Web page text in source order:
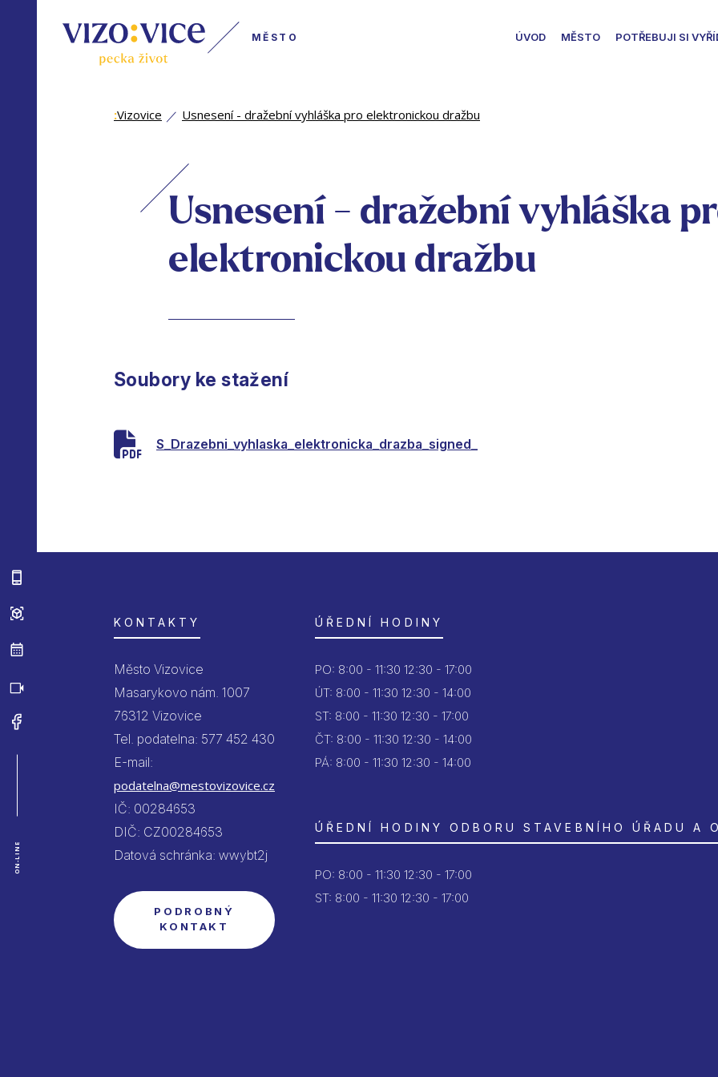
MĚSTO ÚVOD MĚSTO POTŘEBUJI SI
ON-LINE
:Vizovice Usnesení - dražební vyhláška pro elektronickou dražbu
Usnesení - dražební vyhláška
elektronickou dražbu
Soubory ke stažení
S_Drazebni_vyhlaska_elektronicka_drazba_signed_
KONTAKTY
Město Vizovice
Masarykovo nám. 1007
76312 Vizovice
Tel. podatelna: 577 452 430
E-mail:
podatelna@mestovizovice.cz
IČ: 00284653
DIČ: CZ00284653
Datová schránka: wwybt2j
PODROBNÝ
KONTAKT
ÚŘEDNÍ HODINY
PO: 8:00 - 11:30 12:30 - 17:00
ÚT: 8:00 - 11:30 12:30 - 14:00
ST: 8:00 - 11:30 12:30 - 17:00
ČT: 8:00 - 11:30 12:30 - 14:00
PÁ: 8:00 - 11:30 12:30 - 14:00
ÚŘEDNÍ HODINY ODBORU STAVEBNÍHO ÚŘADU A
PO: 8:00 - 11:30 12:30 - 17:00
ST: 8:00 - 11:30 12:30 - 17:00